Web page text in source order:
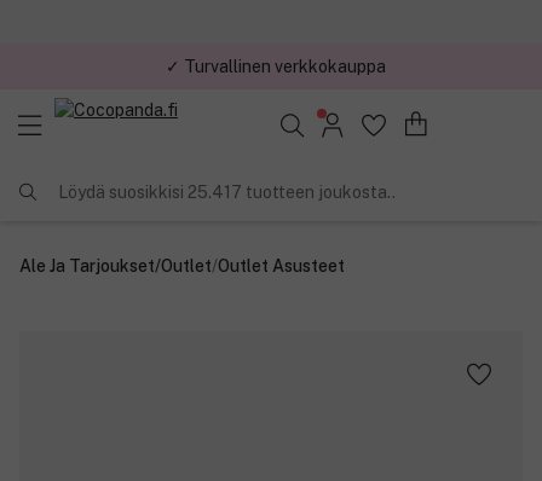
✓ Turvallinen verkkokauppa
Löydä suosikkisi 25.417 tuotteen joukosta..
Ale Ja Tarjoukset/Outlet/Outlet Asusteet